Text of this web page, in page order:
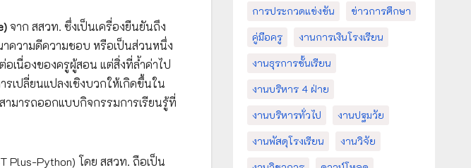
จาก สสวท. ซึ่งเป็นเครื่องยืนยันถึง
ความดีความชอบ หรือเป็นส่วนหนึ่ง
เนื่องของครูผู้สอน แต่สิ่งที่ล้ำค่าไป
เปลี่ยนแปลงเชิงบวกให้เกิดขึ้นใน
ามารถออกแบบกิจกรรมการเรียนรู้ที่
Plus-Python) โดย สสวท. ถือเป็น
การประกวดแข่งขัน
ข่าวการศึกษา
คู่มือครู
งานการเงินโรงเรียน
งานธุรการชั้นเรียน
งานบริหาร 4 ฝ่าย
งานบริหารทั่วไป
งานปฐมวัย
งานพัสดุโรงเรียน
งานวิจัย